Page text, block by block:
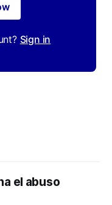
Sign in
el abuso